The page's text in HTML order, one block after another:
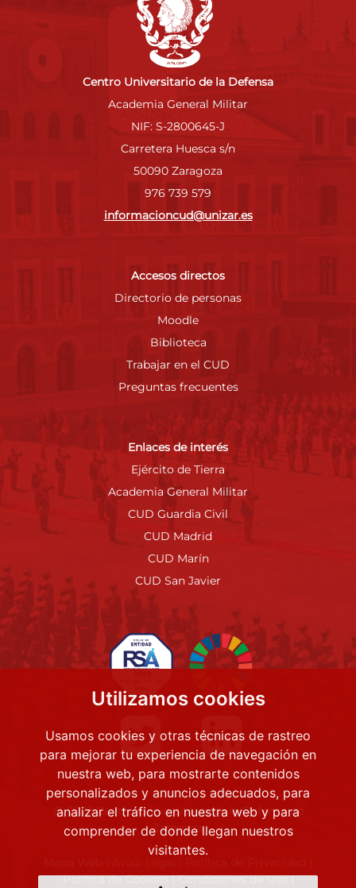
Utilizamos cookies
Usamos cookies y otras técnicas de rastreo
para mejorar tu experiencia de navegación en
nuestra web, para mostrarte contenidos
personalizados y anuncios adecuados, para
analizar el tráfico en nuestra web y para
comprender de donde llegan nuestros
visitantes.
Centro Universitario de la Defensa
Academia General Militar
NIF: S-2800645-J
Carretera Huesca s/n
50090 Zaragoza
976 739 579
informacioncud@unizar.es
Accesos directos
Directorio de personas
Moodle
Biblioteca
Trabajar en el CUD
Preguntas frecuentes
Enlaces de interés
Ejército de Tierra
Academia General Militar
CUD Guardia Civil
CUD Madrid
CUD Marín
CUD San Javier
@ 2022 Centro Universitario de la Defensa de
Zaragoza
Política de Cookies|Condiciones de Uso|